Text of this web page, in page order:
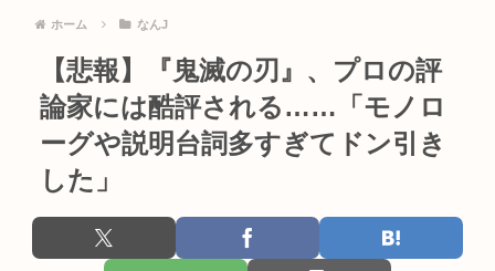
を要...
米連邦高裁、ホワイトハウス宴会場建設を差し止め トランプ氏
は上訴...
15歳少女に性的暴行した54歳、明らかにケンモメン
今だからこそスト2くらいシンプルな格ゲーを作って格ゲー人
ジャンポケ斉藤の弁護士「ロケバスには運転手いた。常識的に
新聞さん、壮大な縦読みを仕込んでしまうwww
今月発売予定のアトリエ最新作がエ口過ぎると話題に
介護・建設・運送業社員「つらいからもう辞めます…」←人が
辞めすぎ...
あんこってけっこう糖分ヤバいんだな。炭水化物がカスタード
七越の1...
【動画】NHKニュース、とんでもない放送事故をおこしてしま
うww...
ホーム なんJ
【悲報】『鬼滅の刃』、プロの評
論家には酷評される……「モノロ
ーグや説明台詞多すぎてドン引き
した」